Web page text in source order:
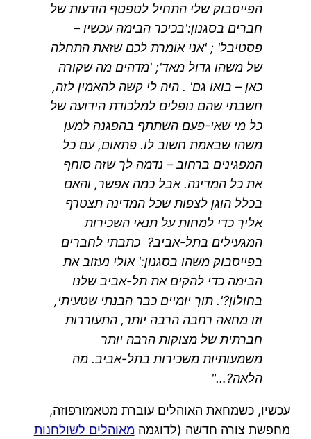
הפייסבוק שלי התחיל לטפטף הודעות של
חברים בסגנון:'בכיכר הבימה עכשיו –
פסטיבל' ; 'אני אומרת לכם שזאת התחלה
של משהו גדול מאד'; 'מדהים מה שקורה
כאן – בואו גם' . היה לי קשה להאמין לזה,
חשבתי שהם נופלים למלכודת הידועה של
כל מי שאי-פעם השתתף בהפגנה למען
משהו שבאמת חשוב לו. פתאום, עם כל
המפגינים ברחוב – נדמה לך שזה סוחף
את כל המדינה. אבל כמה אפשר, והאם
בכלל הוגן לצפות שכל המדינה תצטרף
אליך כדי למחות על תנאי השכירות
המגעילים בתל-אביב? כתבתי לחברים
בפייסבוק משהו בסגנון:' אולי נעזוב את
הבימה כדי להקים את תל-אביב שלנו
בחולון?'. תוך יומיים כבר הבנתי שטעיתי,
וזו מחאה רחבה הרבה יותר, התעוררות
חברתית של מצוקות הרבה יותר
משמעותיות משכירות בתל-אביב. מה
הלאה?…"
עכשיו, כשמחאת האוהלים עוברת מטאמורפוזה,
מחפשת צורה חדשה (לדוגמה מאוהלים לשולחנות